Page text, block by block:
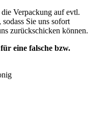
Verpackung auf evtl.
Sie uns sofort
zurückschicken können.
eine falsche bzw.